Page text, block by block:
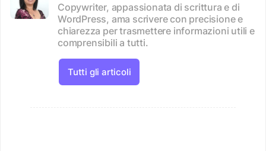
Copywriter, appassionata di scrittura e di
WordPress, ama scrivere con precisione e
chiarezza per trasmettere informazioni utili e
comprensibili a tutti.
Tutti gli articoli